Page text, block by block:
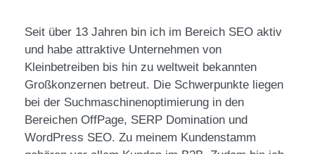
Seit über 13 Jahren bin ich im Bereich SEO aktiv
und habe attraktive Unternehmen von
Kleinbetreiben bis hin zu weltweit bekannten
Großkonzernen betreut. Die Schwerpunkte liegen
bei der Suchmaschinenoptimierung in den
Bereichen OffPage, SERP Domination und
WordPress SEO. Zu meinem Kundenstamm